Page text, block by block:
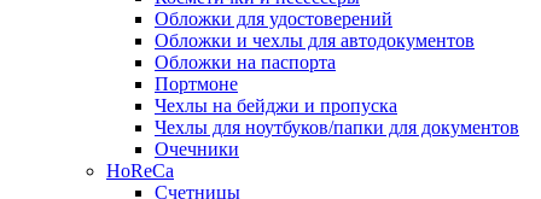
Обложки для удостоверений
Обложки и чехлы для автодокументов
Обложки на паспорта
Портмоне
Чехлы на бейджи и пропуска
Чехлы для ноутбуков/папки для документов
Очечники
HoReCa
Счетницы